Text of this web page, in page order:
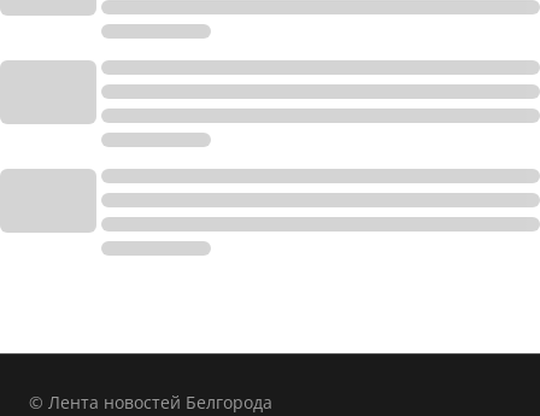
© Лента новостей Белгорода